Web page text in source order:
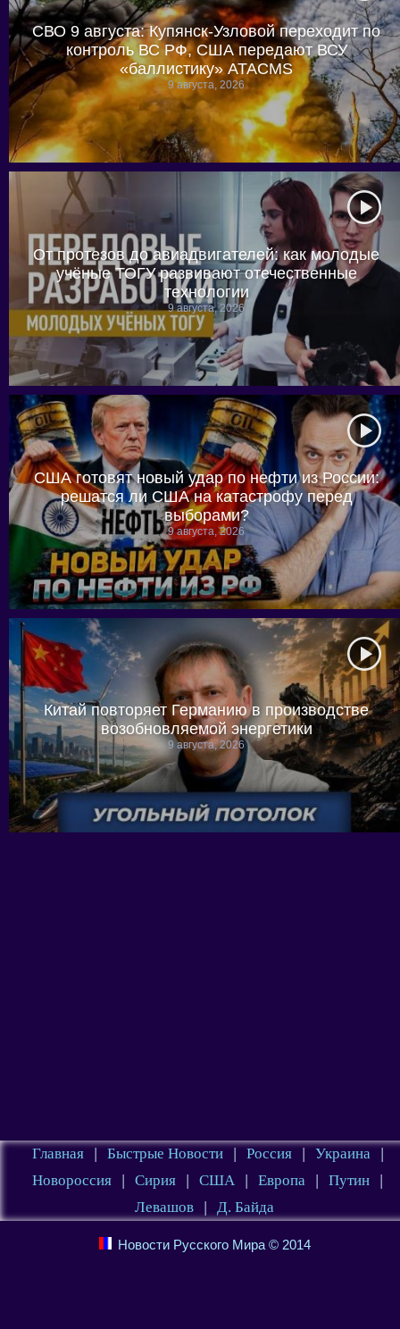
СВО 9 августа: Купянск-Узловой переходит по
контроль ВС РФ, США передают ВСУ
«баллистику» ATACMS
9 августа, 2026
От протезов до авиадвигателей: как молодые
учёные ТОГУ развивают отечественные
технологии
9 августа, 2026
США готовят новый удар по нефти из России:
решатся ли США на катастрофу перед
выборами?
9 августа, 2026
Китай повторяет Германию в производстве
возобновляемой энергетики
9 августа, 2026
Главная | Быстрые Новости | Россия | Украина
|
Новороссия
| Сирия | США | Европа | Путин
|
Левашов
| Д. Байда
Новости Русского Мира © 2014